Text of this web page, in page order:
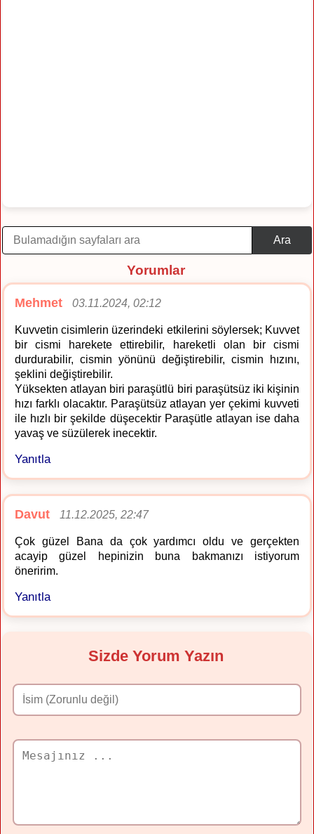
Ara
Yorumlar
Mehmet 03.11.2024, 02:12
Kuvvetin cisimlerin üzerindeki etkilerini söylersek; Kuvvet
bir cismi harekete ettirebilir, hareketli olan bir cismi
durdurabilir, cismin yönünü değiştirebilir, cismin hızını,
şeklini değiştirebilir.
Yüksekten atlayan biri paraşütlü biri paraşütsüz iki kişinin
hızı farklı olacaktır. Paraşütsüz atlayan yer çekimi kuvveti
ile hızlı bir şekilde düşecektir Paraşütle atlayan ise daha
yavaş ve süzülerek inecektir.
Yanıtla
Davut 11.12.2025, 22:47
Çok güzel Bana da çok yardımcı oldu ve gerçekten
acayip güzel hepinizin buna bakmanızı istiyorum
öneririm.
Yanıtla
Sizde Yorum Yazın